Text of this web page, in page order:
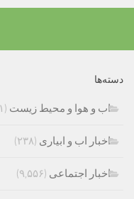
دسته‌ها
اب و هوا و محیط زیست (۶۱۱)
اخبار اب و ابیاری (۲۳۸)
اخبار اجتماعی (۹,۵۵۶)